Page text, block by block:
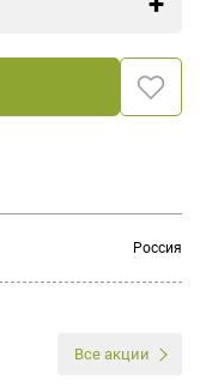
Россия
Все акции